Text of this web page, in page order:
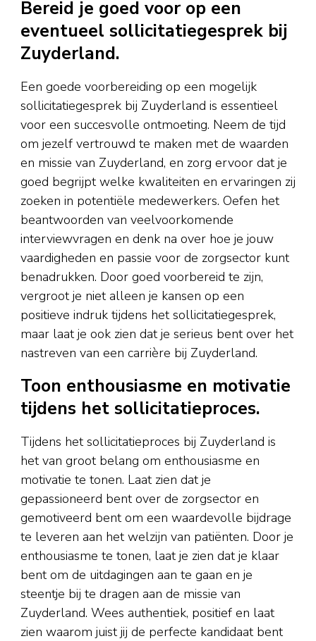
Bereid je goed voor op een
eventueel sollicitatiegesprek bij
Zuyderland.
Een goede voorbereiding op een mogelijk
sollicitatiegesprek bij Zuyderland is essentieel
voor een succesvolle ontmoeting. Neem de tijd
om jezelf vertrouwd te maken met de waarden
en missie van Zuyderland, en zorg ervoor dat je
goed begrijpt welke kwaliteiten en ervaringen zij
zoeken in potentiële medewerkers. Oefen het
beantwoorden van veelvoorkomende
interviewvragen en denk na over hoe je jouw
vaardigheden en passie voor de zorgsector kunt
benadrukken. Door goed voorbereid te zijn,
vergroot je niet alleen je kansen op een
positieve indruk tijdens het sollicitatiegesprek,
maar laat je ook zien dat je serieus bent over het
nastreven van een carrière bij Zuyderland.
Toon enthousiasme en motivatie
tijdens het sollicitatieproces.
Tijdens het sollicitatieproces bij Zuyderland is
het van groot belang om enthousiasme en
motivatie te tonen. Laat zien dat je
gepassioneerd bent over de zorgsector en
gemotiveerd bent om een waardevolle bijdrage
te leveren aan het welzijn van patiënten. Door je
enthousiasme te tonen, laat je zien dat je klaar
bent om de uitdagingen aan te gaan en je
steentje bij te dragen aan de missie van
Zuyderland. Wees authentiek, positief en laat
zien waarom juist jij de perfecte kandidaat bent